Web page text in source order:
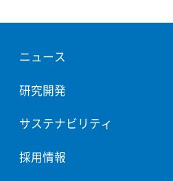
ニュース
研究開発
サステナビリティ
採用情報